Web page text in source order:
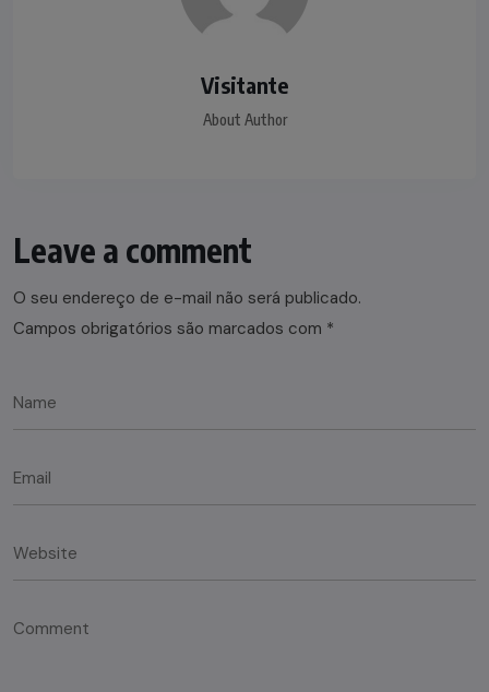
Visitante
About Author
Leave a comment
O seu endereço de e-mail não será publicado.
Campos obrigatórios são marcados com *